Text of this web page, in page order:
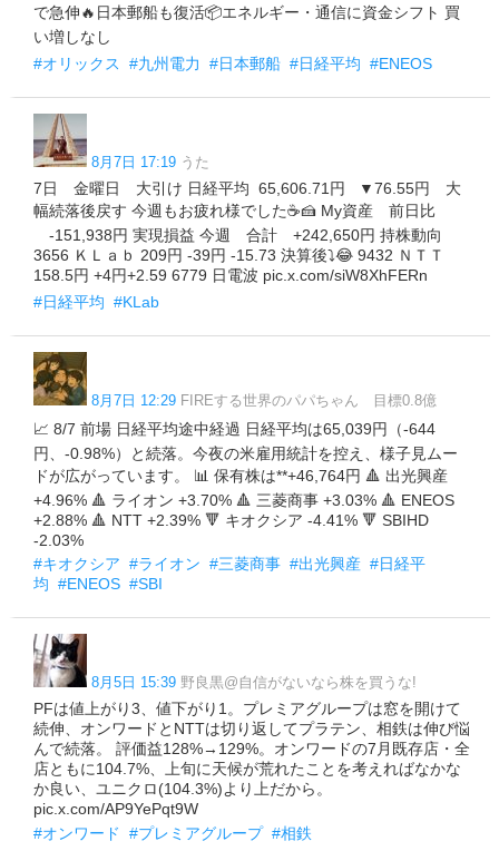
で急伸🔥日本郵船も復活📦エネルギー・通信に資金シフト 買
い増しなし
#オリックス
#九州電力 #日本郵船 #日経平均 #ENEOS
8月7日 17:19 うた
7日 金曜日 大引け 日経平均 65,606.71円 ▼76.55円 大
幅続落後戻す 今週もお疲れ様でした☕🍰 My資産 前日比
-151,938円 実現損益 今週 合計 +242,650円 持株動向
3656 ＫＬａｂ 209円 -39円 -15.73 決算後⤵😂 9432 ＮＴＴ
158.5円 +4円+2.59 6779 日電波 pic.x.com/siW8XhFERn
#日経平均 #KLab
8月7日 12:29 FIREする世界のパパちゃん 目標0.8億
📈 8/7 前場 日経平均途中経過 日経平均は65,039円（-644
円、-0.98%）と続落。今夜の米雇用統計を控え、様子見ムー
ドが広がっています。 📊 保有株は**+46,764円 🔺 出光興産
+4.96% 🔺 ライオン +3.70% 🔺 三菱商事 +3.03% 🔺 ENEOS
+2.88% 🔺 NTT +2.39% 🔻 キオクシア -4.41% 🔻 SBIHD
-2.03%
#キオクシア #ライオン #三菱商事 #出光興産 #日経平
均 #ENEOS #SBI
8月5日 15:39 野良黒@自信がないなら株を買うな!
PFは値上がり3、値下がり1。プレミアグループは窓を開けて
続伸、オンワードとNTTは切り返してプラテン、相鉄は伸び悩
んで続落。 評価益128%→129%。オンワードの7月既存店・全
店ともに104.7%、上旬に天候が荒れたことを考えればなかな
か良い、ユニクロ(104.3%)より上だから。
pic.x.com/AP9YePqt9W
#オンワード
#プレミアグループ #相鉄